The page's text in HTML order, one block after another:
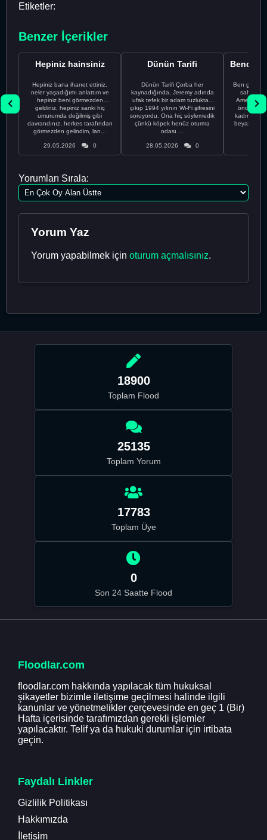
Etiketler:
Benzer İçerikler
Hepiniz hainsiniz
Hepiniz bana ihanet ettiniz,
neler yaşadığımı anlattım ve
hepiniz beni görmezden
geldiniz, hepiniz sanki hiç
umurumda değilmiş gibi
davrandınız, herkes tarafından
görmezden gelindim, lan...
29.05.2026 0
Dünün Tarifi
Dünün Tarifi Çorba her
kaynadığında, Jeremy adında
ufak tefek bir adam tuzluktan
çıkıp 1994 yılının Wi-Fi şifresini
soruyordu. Ona hiç söylemedik
çünkü köpek henüz oturma
odası ...
28.05.2026 0
Ben gururlu
sahip
önce
kadınla
beyaz
Yorumları Sırala:
Yorum Yaz
Yorum yapabilmek için oturum açmalısınız.
18900
Toplam Flood
25135
Toplam Yorum
17783
Toplam Üye
0
Son 24 Saatte Flood
Floodlar.com
floodlar.com hakkında yapılacak tüm hukuksal
şikayetler bizimle iletişime geçilmesi halinde ilgili
kanunlar ve yönetmelikler çerçevesinde en geç 1 (Bir)
Hafta içerisinde tarafımızdan gerekli işlemler
yapılacaktır. Telif ya da hukuki durumlar için irtibata
geçin.
Faydalı Linkler
Gizlilik Politikası
Hakkımızda
İletişim